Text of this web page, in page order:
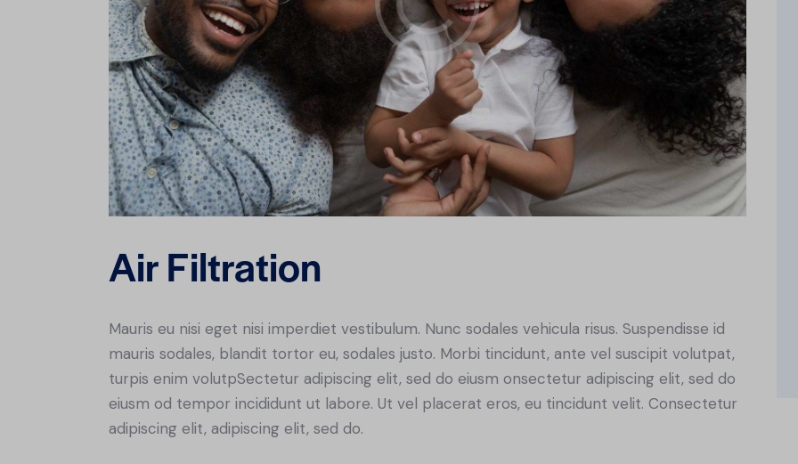
Air Filtration
Mauris eu nisi eget nisi imperdiet vestibulum. Nunc sodales vehicula risus. Suspendisse id
mauris sodales, blandit tortor eu, sodales justo. Morbi tincidunt, ante vel suscipit volutpat,
turpis enim volutpSectetur adipiscing elit, sed do eiusm onsectetur adipiscing elit, sed do
eiusm od tempor incididunt ut labore. Ut vel placerat eros, eu tincidunt velit. Consectetur
adipiscing elit, adipiscing elit, sed do.